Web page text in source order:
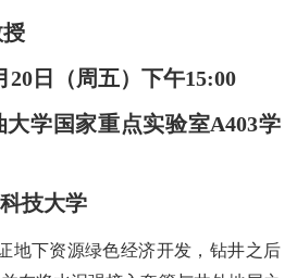
20 日（周五）下午15:00
大学国家重点实验室A403学
技大学
地下资源绿色经济开发，钻井之后